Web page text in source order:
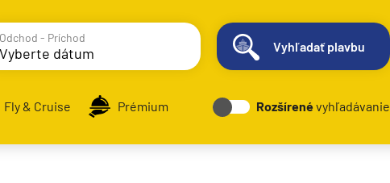
Odchod - Príchod
Vyhľadať plavbu
Fly & Cruise Prémium Rozšírenévyhľadávanie